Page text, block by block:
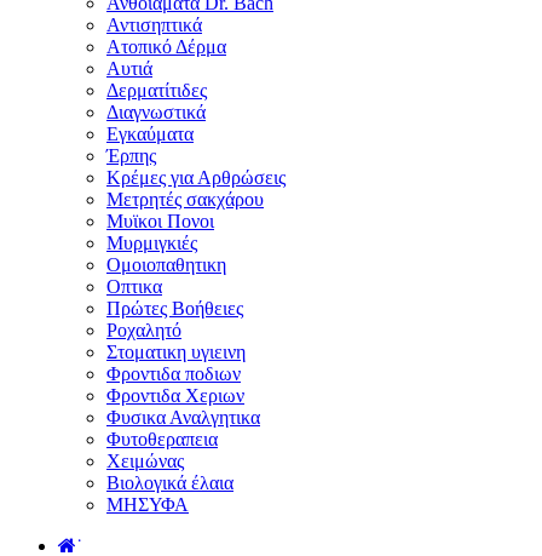
Αντισηπτικά
Ατοπικό Δέρμα
Αυτιά
Δερματίτιδες
Διαγνωστικά
Εγκαύματα
Έρπης
Κρέμες για Αρθρώσεις
Μετρητές σακχάρου
Μυϊκοι Πονοι
Μυρμιγκιές
Ομοιοπαθητικη
Οπτικα
Πρώτες Βοήθειες
Ροχαλητό
Στοματικη υγιεινη
Φροντιδα ποδιων
Φροντιδα Χεριων
Φυσικα Αναλγητικα
Φυτοθεραπεια
Χειμώνας
Βιολογικά έλαια
ΜΗΣΥΦΑ
˙